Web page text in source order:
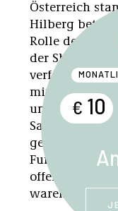
Österreich
Hilberg
Rolle der
der Shoah.
verfolgten die
mit
unterdrücken
Sabotageakt,
gefährdete
Funktionieren«
offenbarte,
waren.
€ 10